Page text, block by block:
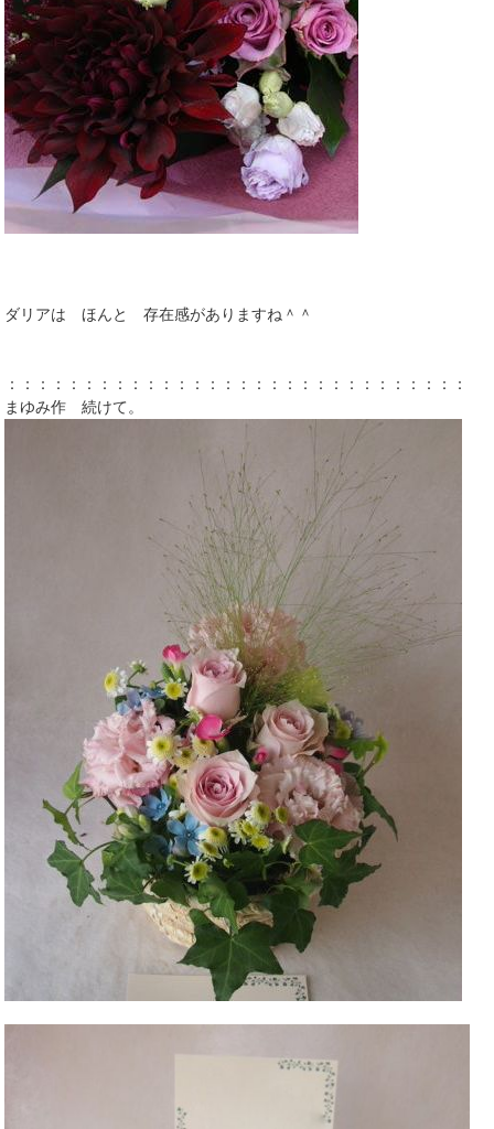
ダリアは ほんと 存在感がありますね＾＾
：：：：：：：：：：：：：：：：：：：：：：：：：：：：：：
まゆみ作 続けて。